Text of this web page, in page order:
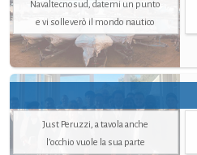
Navaltecnosud, datemi un punto
e vi solleverò il mondo nautico
Just Peruzzi, a tavola anche
l’occhio vuole la sua parte